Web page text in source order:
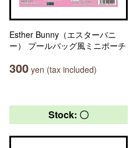
Esther Bunny（エスターバニ
ー） プールバッグ風ミニポーチ
300 yen (tax included)
Stock: 〇